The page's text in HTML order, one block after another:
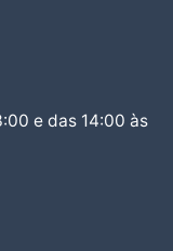
e das 14:00 às